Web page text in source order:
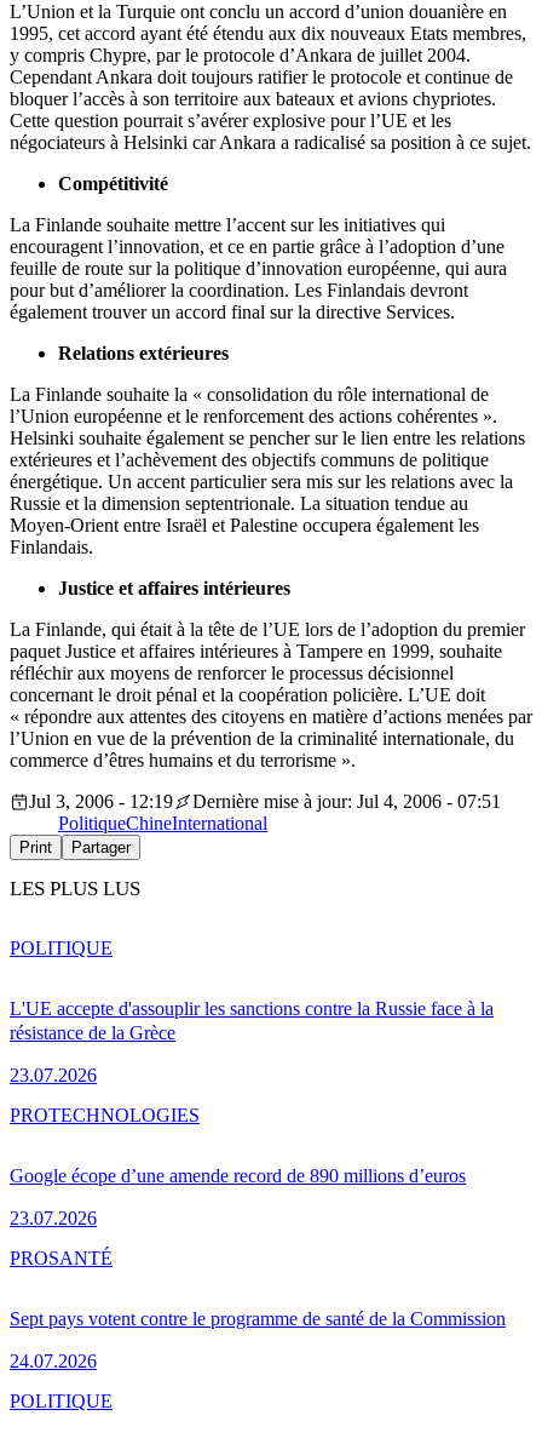
L’Union et la Turquie ont conclu un accord d’union douanière en
1995, cet accord ayant été étendu aux dix nouveaux Etats membres,
y compris Chypre, par le protocole d’Ankara de juillet 2004.
Cependant Ankara doit toujours ratifier le protocole et continue de
bloquer l’accès à son territoire aux bateaux et avions chypriotes.
Cette question pourrait s’avérer explosive pour l’UE et les
négociateurs à Helsinki car Ankara a radicalisé sa position à ce sujet.
Compétitivité
La Finlande souhaite mettre l’accent sur les initiatives qui
encouragent l’innovation, et ce en partie grâce à l’adoption d’une
feuille de route sur la politique d’innovation européenne, qui aura
pour but d’améliorer la coordination. Les Finlandais devront
également trouver un accord final sur la directive Services.
Relations extérieures
La Finlande souhaite la « consolidation du rôle international de
l’Union européenne et le renforcement des actions cohérentes ».
Helsinki souhaite également se pencher sur le lien entre les relations
extérieures et l’achèvement des objectifs communs de politique
énergétique. Un accent particulier sera mis sur les relations avec la
Russie et la dimension septentrionale. La situation tendue au
Moyen-Orient entre Israël et Palestine occupera également les
Finlandais.
Justice et affaires intérieures
La Finlande, qui était à la tête de l’UE lors de l’adoption du premier
paquet Justice et affaires intérieures à Tampere en 1999, souhaite
réfléchir aux moyens de renforcer le processus décisionnel
concernant le droit pénal et la coopération policière. L’UE doit
« répondre aux attentes des citoyens en matière d’actions menées par
l’Union en vue de la prévention de la criminalité internationale, du
commerce d’êtres humains et du terrorisme ».
Jul 3, 2006 - 12:19
Dernière mise à jour: Jul 4, 2006 - 07:51
PolitiqueChineInternational
Print Partager
LES PLUS LUS
L'UE accepte d'assouplir les sanctions contre la Russie face à la
résistance de la Grèce
23.07.2026
POLITIQUE
Google écope d’une amende record de 890 millions d’euros
23.07.2026
PROTECHNOLOGIES
Sept pays votent contre le programme de santé de la Commission
24.07.2026
PROSANTÉ
POLITIQUE